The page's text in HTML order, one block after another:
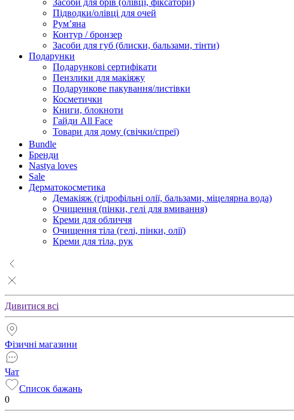
Засоби для брів (олівці, фіксатори)
Підводки/олівці для очей
Румʼяна
Контур / бронзер
Засоби для губ (блиски, бальзами, тінти)
Подарунки
Подарункові сертифікати
Пензлики для макіяжу
Подарункове пакування/листівки
Косметички
Книги, блокноти
Гайди All Face
Товари для дому (свічки/спреї)
Bundle
Бренди
Nastya loves
Sale
Дерматокосметика
Демакіяж (гідрофільні олії, бальзами, міцелярна вода)
Очищення (пінки, гелі для вмивання)
Креми для обличчя
Очищення тіла (гелі, пінки, олії)
Креми для тіла, рук
Дивитися всі
Фізичні магазини
Чат
Список бажань
0